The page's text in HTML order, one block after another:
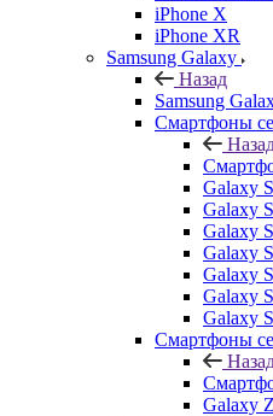
iPhone X
iPhone XR
Samsung Galaxy
Назад
Samsung
Смартфоны
Galaxy
Galaxy
Galaxy
Galaxy
Galaxy
Galaxy
Galaxy
Смартфоны
Galaxy